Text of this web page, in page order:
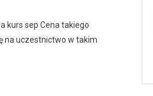
kurs sep Cena takiego
na uczestnictwo w takim